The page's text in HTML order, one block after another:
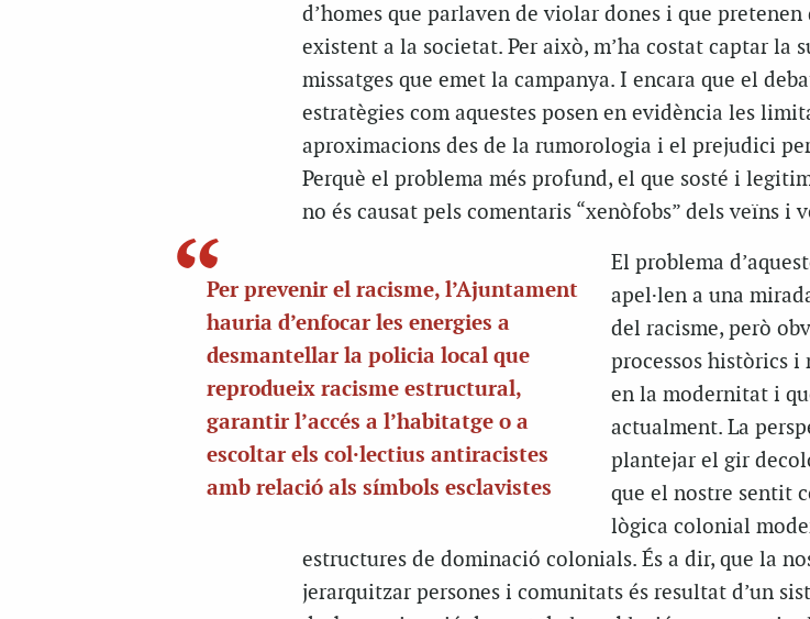
d’homes que parlaven de violar dones i que
existent a la societat. Per això, m’ha costat captar la
missatges que emet la campanya. I encara que el
estratègies com aquestes posen en evidència les
aproximacions des de la rumorologia i el prejudici
Perquè el problema més profund, el que sosté i
no és causat pels comentaris “xenòfobs” dels veïns i
Per prevenir el racisme, l’Ajuntament
hauria d’enfocar les energies a
desmantellar la policia local que
reprodueix racisme estructural,
garantir l’accés a l’habitatge o a
escoltar els col·lectius antiracistes
amb relació als símbols esclavistes
El problema
apel·len a una
del racisme, però
processos històrics i
en la modernitat i
actualment. La
plantejar el gir
que el nostre sentit
lògica colonial
estructures de dominació colonials. És a dir, que la
jerarquitzar persones i comunitats és resultat d’un